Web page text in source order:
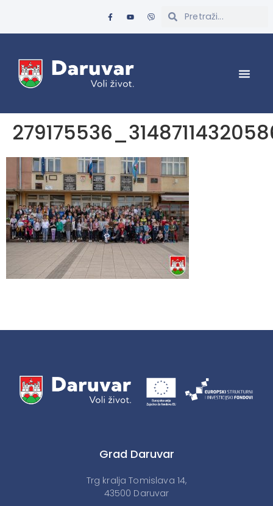
Grad Daruvar
Trg kralja Tomislava 14,
43500 Daruvar